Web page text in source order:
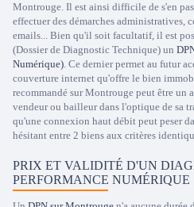
Montrouge. Il est ainsi difficile de s'en
effectuer des démarches administratives,
emails... Bien qu'il soit facultatif, il est
(Dossier de Diagnostic Technique) un
Numérique). Ce dernier permet au futur
couverture internet qu'offre le bien
recommandé sur Montrouge peut être un
vendeur ou bailleur dans l'optique de sa
qu'une connexion haut débit peut peser
hésitant entre 2 biens aux critères
PRIX ET VALIDITÉ D'UN
PERFORMANCE NUMÉRIQUE